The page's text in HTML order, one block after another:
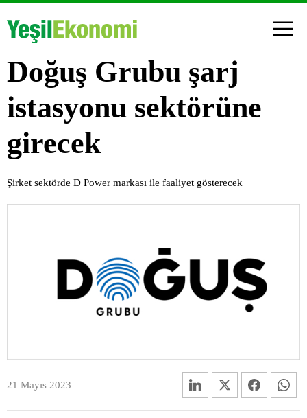
Doğuş Grubu şarj
istasyonu sektörüne
girecek
Şirket sektörde D Power markası ile faaliyet gösterecek
21 Mayıs 2023